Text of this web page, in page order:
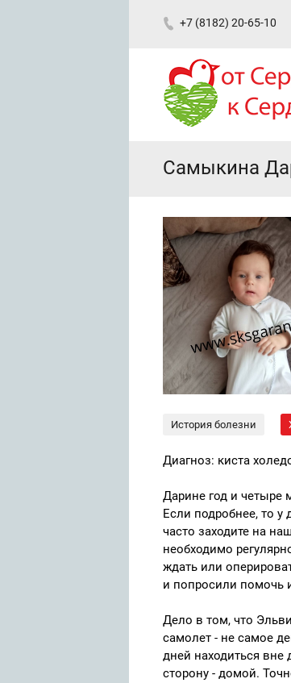
+7 (8182) 20-65-10
Самыкина
История болезни
Диагноз: киста
Дарине год и четыре
Если подробнее, то
часто заходите на
необходимо
ждать или
и попросили помочь
Дело в том, что
самолет - не самое
дней находиться
сторону - домой.